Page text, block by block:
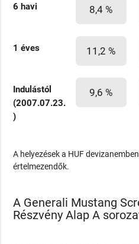
6 havi 8,4 %
1 éves 11,2 %
Indulástól
(2007.07.23.
)
9,6 %
A helyezések a HUF
értelmezendők.
A Generali Mustang
Részvény Alap A